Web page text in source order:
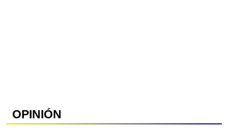
OPINIÓN